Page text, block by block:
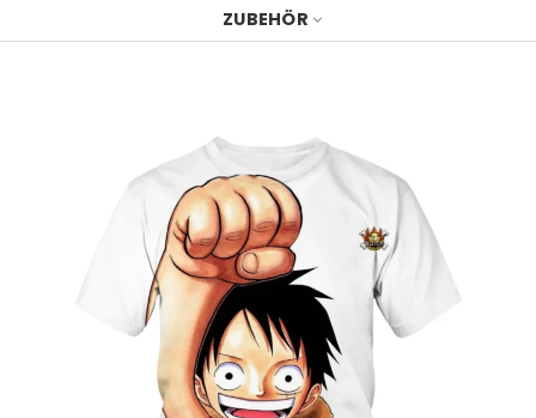
ZUBEHÖR